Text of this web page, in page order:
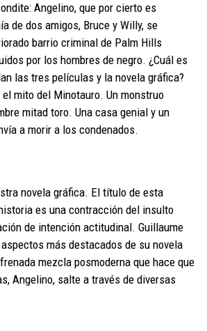
Angelino, que por cierto es
de dos amigos, Bruce y Willy, se
barrio criminal de Palm Hills
por los hombres de negro. ¿Cuál es
las tres películas y la novela gráfica?
mito del Minotauro. Un monstruo
mitad toro. Una casa genial y un
a morir a los condenados.
novela gráfica. El título de esta
es una contracción del insulto
de intención actitudinal. Guillaume
más destacados de su novela
mezcla posmoderna que hace que
Angelino, salte a través de diversas